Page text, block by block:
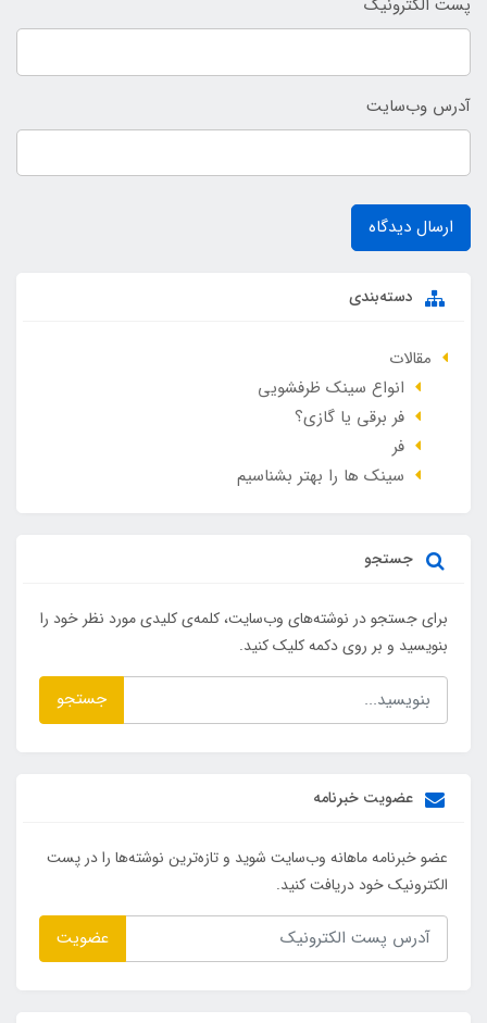
پست الکترونیک
آدرس وب‌سایت
ارسال دیدگاه
دسته‌بندی
مقالات
انواع سینک ظرفشویی
فر برقی یا گازی؟
فر
سینک ها را بهتر بشناسیم
جستجو
برای جستجو در نوشته‌های وب‌سایت، کلمه‌ی کلیدی مورد نظر خود را
بنویسید و بر روی دکمه کلیک کنید.
جستجو
عضویت خبرنامه
عضو خبرنامه ماهانه وب‌سایت شوید و تازه‌ترین نوشته‌ها را در پست
الکترونیک خود دریافت کنید.
عضویت